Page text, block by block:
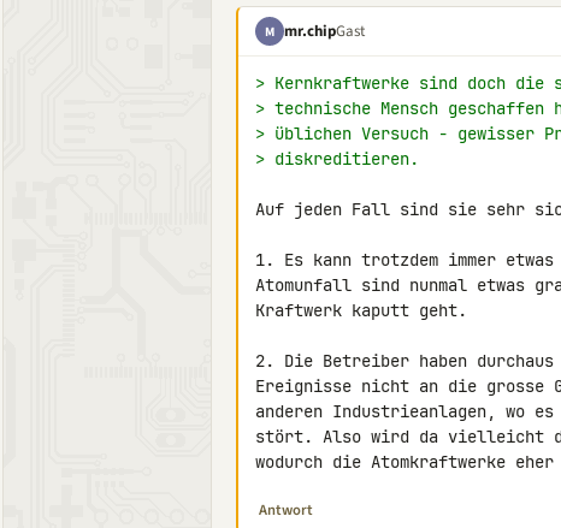
M mr.chipGast
> Kernkraftwerke sind doch
> technische Mensch
> üblichen Versuch - gewisser
> diskreditieren.
Auf jeden Fall sind sie sehr
1. Es kann trotzdem immer
Atomunfall sind nunmal etwas
Kraftwerk kaputt geht.
2. Die Betreiber haben
Ereignisse nicht an die grosse
anderen Industrieanlagen, wo
stört. Also wird da vielleicht
wodurch die Atomkraftwerke
Antwort